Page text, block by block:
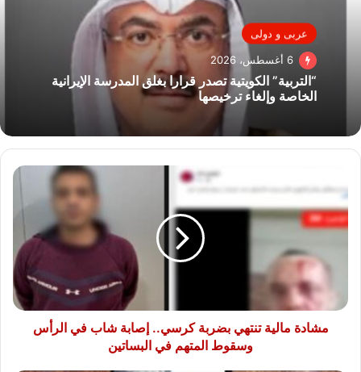
عربى و دولى
6 أغسطس، 2026
“التربية” الكويتية تصدر قرارا بغلق المدرسة الإيرانية
الخاصة وإلغاء ترخيصها
مالية
تنتهي
بضربة
الرأس
وسقوطمشادة مالية تنتهي بضربة كرسي.. إصابة شاب في الرأس
وسقوط المتهم في البساتين